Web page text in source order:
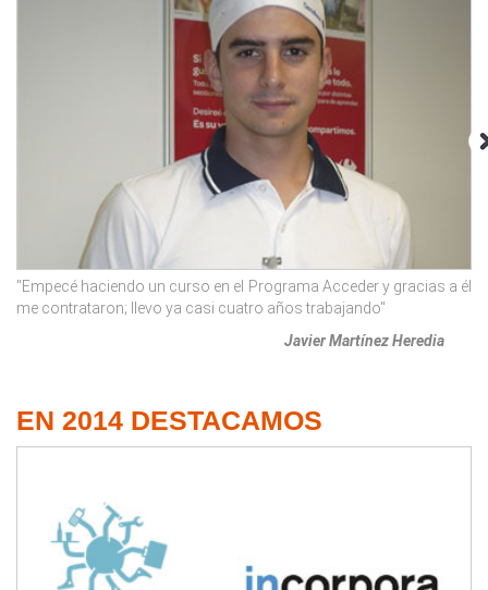
"Empecé haciendo un curso en el Programa Acceder y gracias a él
me contrataron; llevo ya casi cuatro años trabajando"
Javier Martínez Heredia
EN 2014 DESTACAMOS